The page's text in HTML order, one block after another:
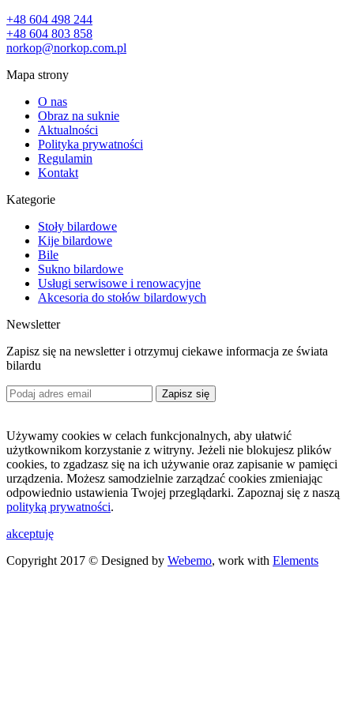
+48 604 498 244
+48 604 803 858
norkop@norkop.com.pl
Mapa strony
O nas
Obraz na suknie
Aktualności
Polityka prywatności
Regulamin
Kontakt
Kategorie
Stoły bilardowe
Kije bilardowe
Bile
Sukno bilardowe
Usługi serwisowe i renowacyjne
Akcesoria do stołów bilardowych
Newsletter
Zapisz się na newsletter i otrzymuj ciekawe informacja ze świata
bilardu
Zapisz się
Używamy cookies w celach funkcjonalnych, aby ułatwić
użytkownikom korzystanie z witryny. Jeżeli nie blokujesz plików
cookies, to zgadzasz się na ich używanie oraz zapisanie w pamięci
urządzenia. Możesz samodzielnie zarządzać cookies zmieniając
odpowiednio ustawienia Twojej przeglądarki. Zapoznaj się z naszą
polityką prywatności.
akceptuję
Copyright 2017 © Designed by Webemo, work with Elements